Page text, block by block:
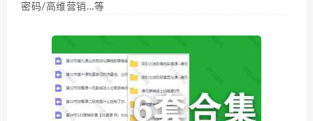
密码/高维营销…等